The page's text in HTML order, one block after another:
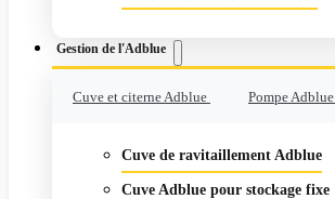
Gestion de l'Adblue
Cuve et citerne Adblue Pompe Adblue
Cuve de ravitaillement Adblue
Cuve Adblue pour stockage fixe